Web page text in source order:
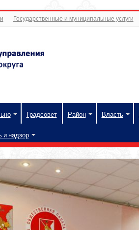
Государственные и муниципальные услуги
Градсовет Район Власть
и надзор